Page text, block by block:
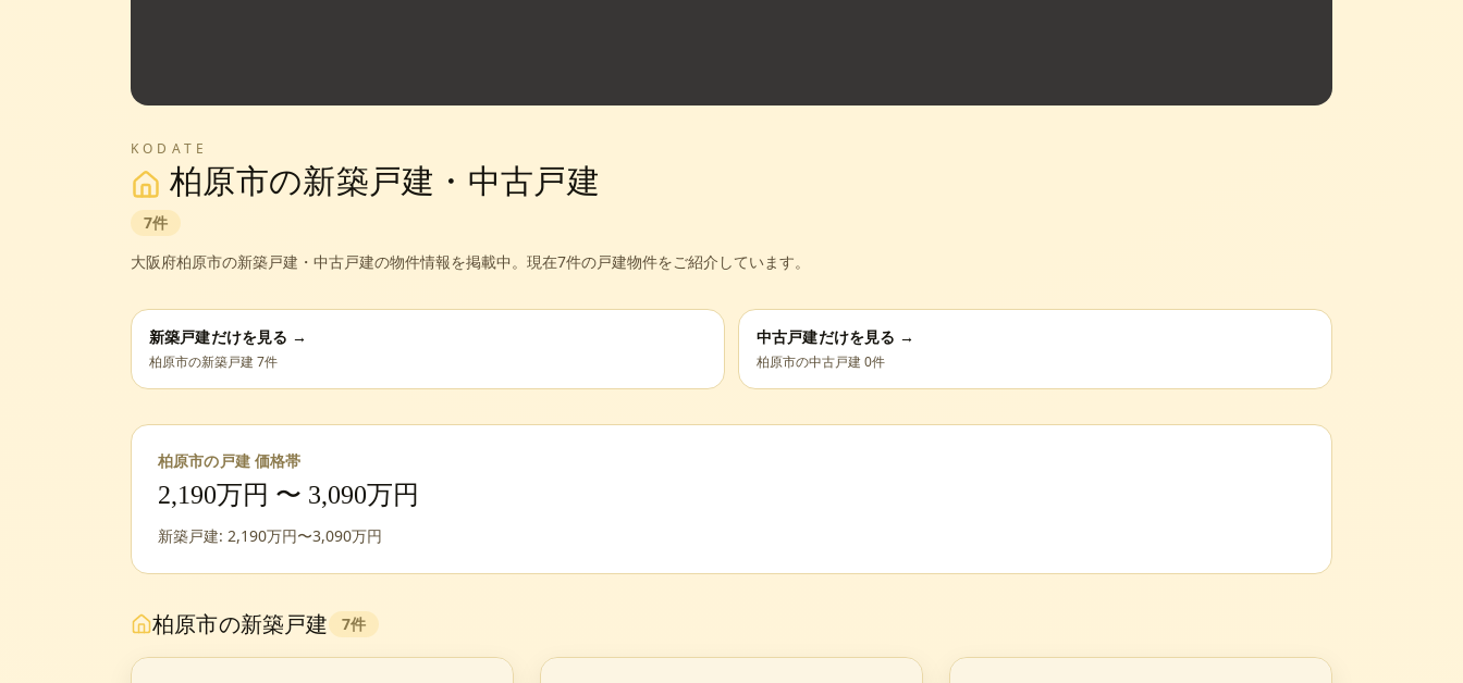
KODATE
柏原市の新築戸建・中古戸建
7件
大阪府柏原市の新築戸建・中古戸建の物件情報を掲載中。 現在7件の戸建物件をご紹介しています。
新築戸建だけを見る →
柏原市の新築戸建7件
中古戸建だけを見る →
柏原市の中古戸建0件
柏原市の戸建 価格帯
2,190万円 〜 3,090万円
新築戸建: 2,190万円〜3,090万円
柏原市の新築戸建 7件